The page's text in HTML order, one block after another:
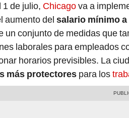
1 de julio, Chicagova a
aumento del salario mínimo a
un conjunto de medidas que
laborales para empleados
horarios previsibles. La
más protectores para los